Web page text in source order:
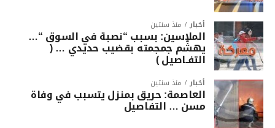
أخبار منذ سنتين
الملاسين: بسبب “نصبة في السوق “…
يهشّم جمجمته بقضيب حديدي … (
التفـاصيل )
أخبار منذ سنتين
العاصمة: حريق بمنزل يتسبب في وفاة
مسن … التفاصيل